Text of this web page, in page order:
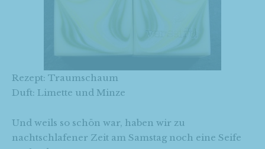
Rezept: Traumschaum
Duft: Limette und Minze
Und weils so schön war, haben wir zu
nachtschlafener Zeit am Samstag noch eine Seife